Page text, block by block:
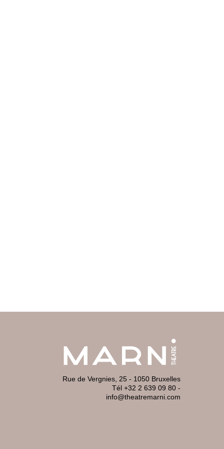
Rue de Vergnies, 25 - 1050 Bruxelles
Tél +32 2 639 09 80 -
info@theatremarni.com